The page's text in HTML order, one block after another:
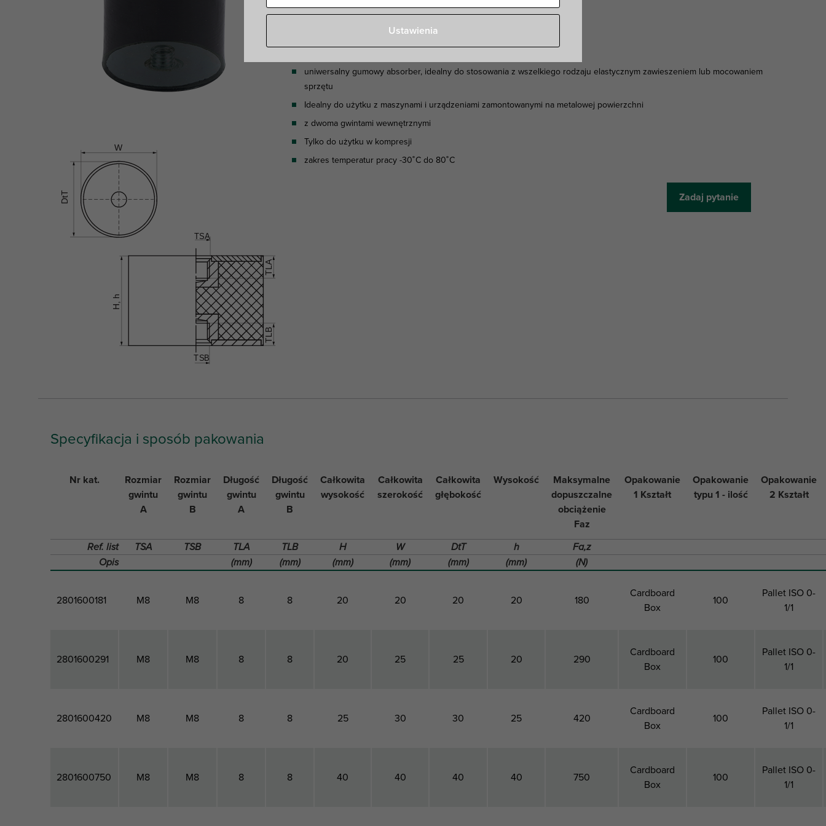
Zalety & właściwości
uniwersalny gumowy absorber, idealny do stosowania z wszelkiego rodzaju elastycznym zawieszeniem lub mocowaniem
sprzętu
Idealny do użytku z maszynami i urządzeniami zamontowanymi na metalowej powierzchni
z dwoma gwintami wewnętrznymi
Tylko do użytku w kompresji
zakres temperatur pracy -30˚C do 80˚C
Zadaj pytanie
Specyfikacja i sposób pakowania
Nr kat.
Rozmiar
gwintu
A
Rozmiar
gwintu
B
Długość
gwintu
A
Długość
gwintu
B
Całkowita
wysokość
Całkowita
szerokość
Całkowita
głębokość
Wysokość
Maksymalne
dopuszczalne
obciążenie
Faz
Opakowanie
1 Kształt
Opakowanie
typu 1 - ilość
Opakowanie
2 Kształt
Ref. list TSA TSB TLA TLB H W DtT h
Fa,z
Opis
(mm) (mm) (mm) (mm) (mm) (mm) (N)
2801600181 M8 M8 8 8 20 20 20 20 180
Cardboard
Box
100
Pallet ISO 0-
1/1
2801600291 M8 M8 8 8 20 25 25 20 290
Cardboard
Box
100
Pallet ISO 0-
1/1
2801600420 M8 M8 8 8 25 30 30 25 420
Cardboard
Box
100
Pallet ISO 0-
1/1
2801600750 M8 M8 8 8 40 40 40 40 750
Cardboard
Box
100
Pallet ISO 0-
1/1
Ustawienia